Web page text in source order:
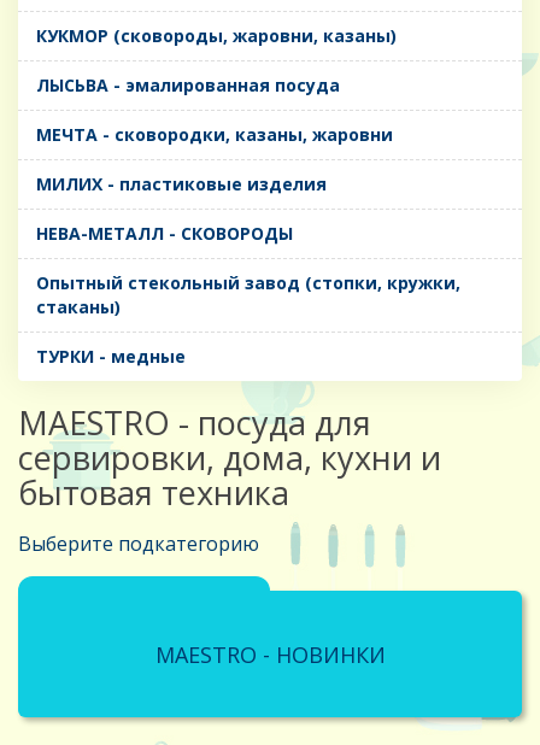
КУКМОР (сковороды, жаровни, казаны)
ЛЫСЬВА - эмалированная посуда
МЕЧТА - сковородки, казаны, жаровни
МИЛИХ - пластиковые изделия
НЕВА-МЕТАЛЛ - СКОВОРОДЫ
Опытный стекольный завод (стопки, кружки,
стаканы)
ТУРКИ - медные
MAESTRO - посуда для
сервировки, дома, кухни и
бытовая техника
Выберите подкатегорию
MAESTRO - НОВИНКИ